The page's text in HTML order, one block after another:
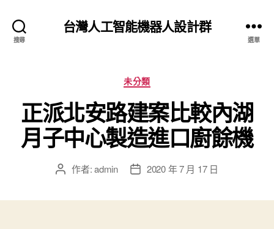
搜尋
台灣人工智能機器人設計群
選單
分
類
未分類
正派北安路建案比較內湖
月子中心製造進口廚餘機
文 作者:admin
文 2020 年 7 月 17 日